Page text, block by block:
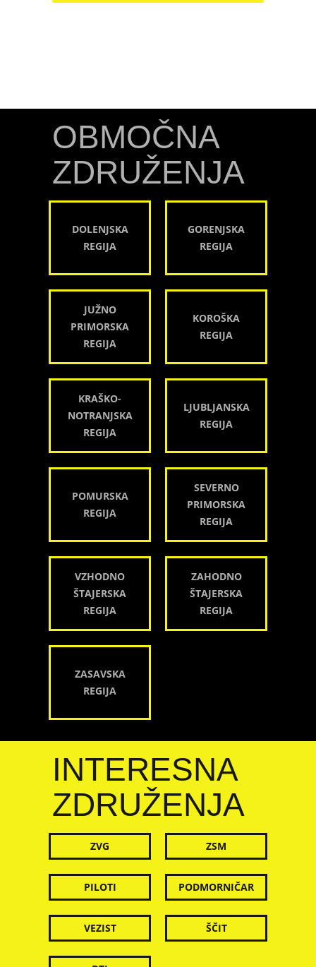
OBMOČNA
ZDRUŽENJA
DOLENJSKA
REGIJA
GORENJSKA
REGIJA
JUŽNO
PRIMORSKA
REGIJA
KOROŠKA
REGIJA
KRAŠKO-
NOTRANJSKA
REGIJA
LJUBLJANSKA
REGIJA
POMURSKA
REGIJA
SEVERNO
PRIMORSKA
REGIJA
VZHODNO
ŠTAJERSKA
REGIJA
ZAHODNO
ŠTAJERSKA
REGIJA
ZASAVSKA
REGIJA
INTERESNA
ZDRUŽENJA
ZVG ZSM
PILOTI PODMORNIČAR
VEZIST ŠČIT